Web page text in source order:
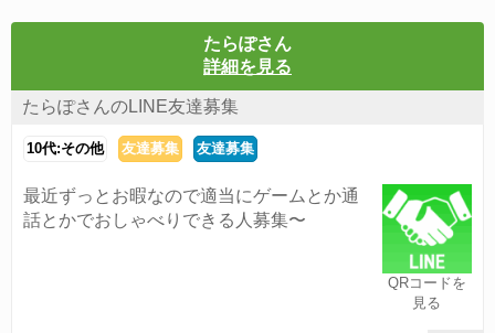
たらぽさん
詳細を見る
たらぽさんのLINE友達募集
10代:その他 友達募集 友達募集
QRコードを
見る
最近ずっとお暇なので適当にゲームとか通
話とかでおしゃべりできる人募集〜